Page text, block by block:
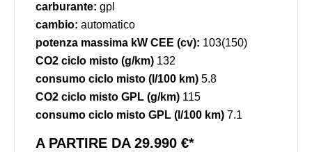
carburante: gpl
cambio: automatico
potenza massima kW CEE (cv): 103(150)
CO2 ciclo misto (g/km) 132
consumo ciclo misto (l/100 km) 5.8
CO2 ciclo misto GPL (g/km) 115
consumo ciclo misto GPL (l/100 km) 7.1
A PARTIRE DA 29.990 €*